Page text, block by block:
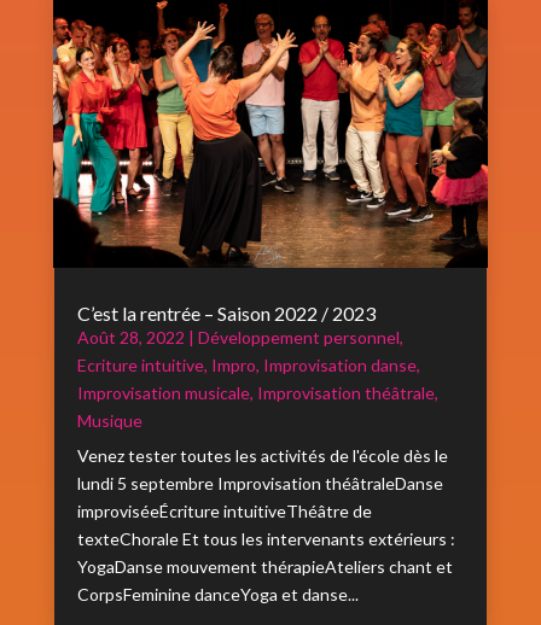
C’est la rentrée – Saison 2022 / 2023
Août 28, 2022 | Développement personnel,
Ecriture intuitive, Impro, Improvisation danse,
Improvisation musicale, Improvisation théâtrale,
Musique
Venez tester toutes les activités de l'école dès le
lundi 5 septembre Improvisation théâtraleDanse
improviséeÉcriture intuitiveThéâtre de
texteChorale Et tous les intervenants extérieurs :
YogaDanse mouvement thérapieAteliers chant et
CorpsFeminine danceYoga et danse...